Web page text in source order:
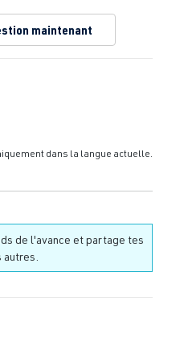
maintenant
dans la langue actuelle.
de l'avance et partage tes